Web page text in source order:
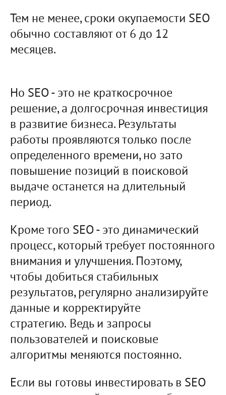
Тем не менее, сроки окупаемости SEO
обычно составляют от 6 до 12
месяцев.
Но SEO - это не краткосрочное
решение, а долгосрочная инвестиция
в развитие бизнеса. Результаты
работы проявляются только после
определенного времени, но зато
повышение позиций в поисковой
выдаче останется на длительный
период.
Кроме того SEO - это динамический
процесс, который требует постоянного
внимания и улучшения. Поэтому,
чтобы добиться стабильных
результатов, регулярно анализируйте
данные и корректируйте
стратегию. Ведь и запросы
пользователей и поисковые
алгоритмы меняются постоянно.
Если вы готовы инвестировать в SEO